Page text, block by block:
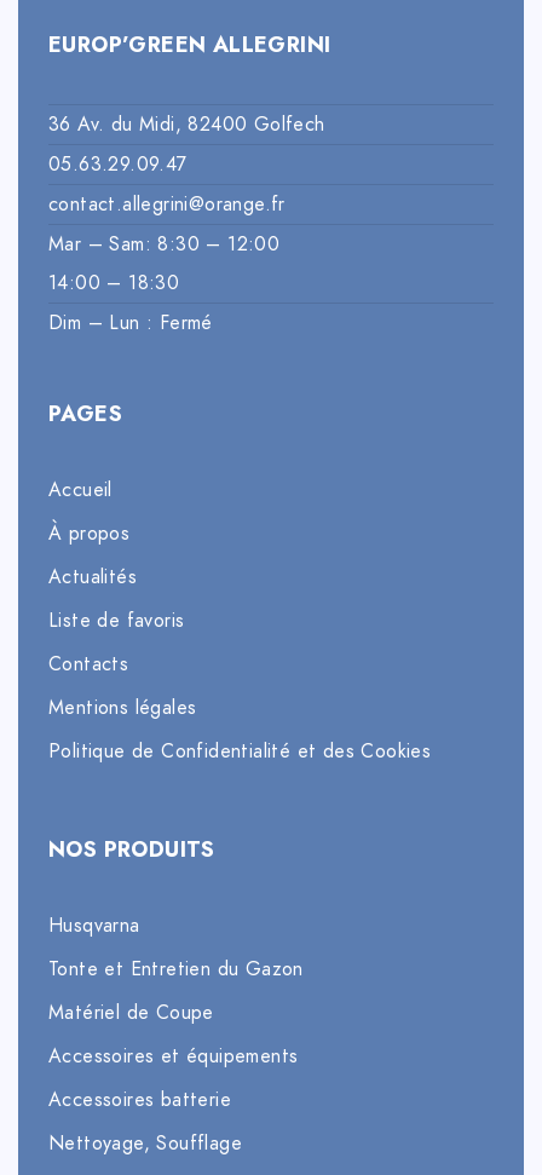
EUROP’GREEN ALLEGRINI
36 Av. du Midi, 82400 Golfech
05.63.29.09.47
contact.allegrini@orange.fr
Mar – Sam: 8:30 – 12:00
14:00 – 18:30
Dim – Lun : Fermé
PAGES
Accueil
À propos
Actualités
Liste de favoris
Contacts
Mentions légales
Politique de Confidentialité et des Cookies
NOS PRODUITS
Husqvarna
Tonte et Entretien du Gazon
Matériel de Coupe
Accessoires et équipements
Accessoires batterie
Nettoyage, Soufflage